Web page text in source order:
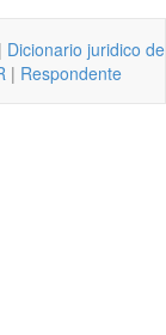
| Dicionario juridico de
| Respondente